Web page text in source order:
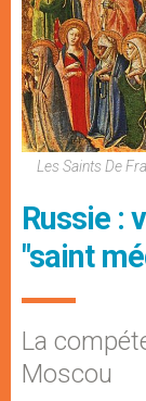
Les Saints De
Russie :
"saint
La
Moscou